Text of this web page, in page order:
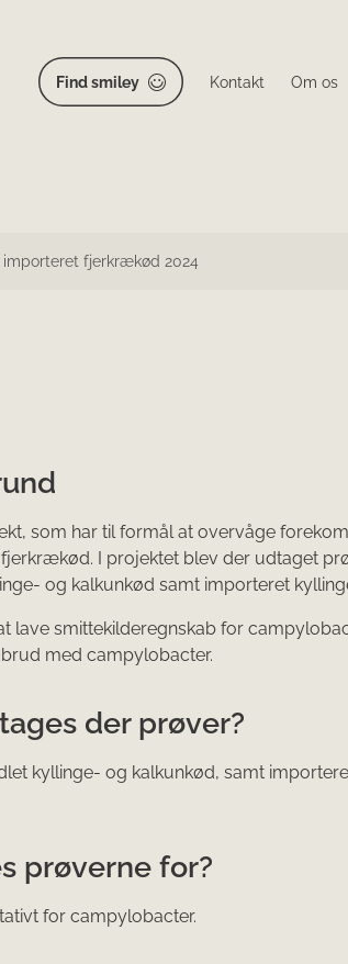
Find smiley Kontakt Om os
fjerkrækød 2024
som har til formål at overvåge
I projektet blev der udtaget
og kalkunkød samt importeret
lave smittekilderegnskab for
med campylobacter.
der prøver?
kyllinge- og kalkunkød, samt
prøverne for?
for campylobacter.